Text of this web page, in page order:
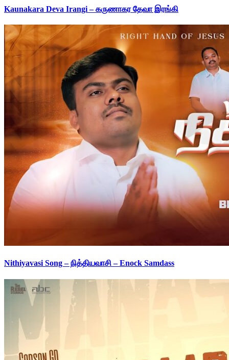
Kaunakara Deva Irangi – கருணாகர தேவா இரங்கி
Nithiyavasi Song – நித்தியவாசி – Enock Samdass